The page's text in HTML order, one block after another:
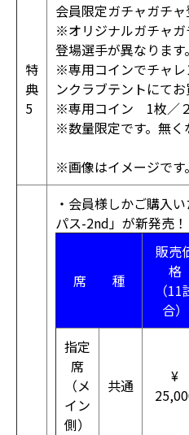
特
典
5
会員限定ガチャガチャ
※オリジナルガチャガ
登場選手が異なります。
※専用コインでチャレ
ンクラブテントにてお
※専用コイン 1枚／
※数量限定です。無く
※画像はイメージです。
・会員様しかご購入
パス-2nd」が新発売！
席 種
販売
格
（11
合）
指定
席
（メ
イン
側）
共通
¥